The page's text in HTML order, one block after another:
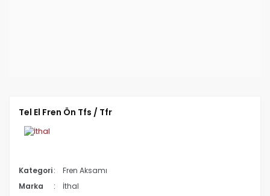
Tel El Fren Ön Tfs / Tfr
Kategori
Fren Aksamı
Marka
İthal